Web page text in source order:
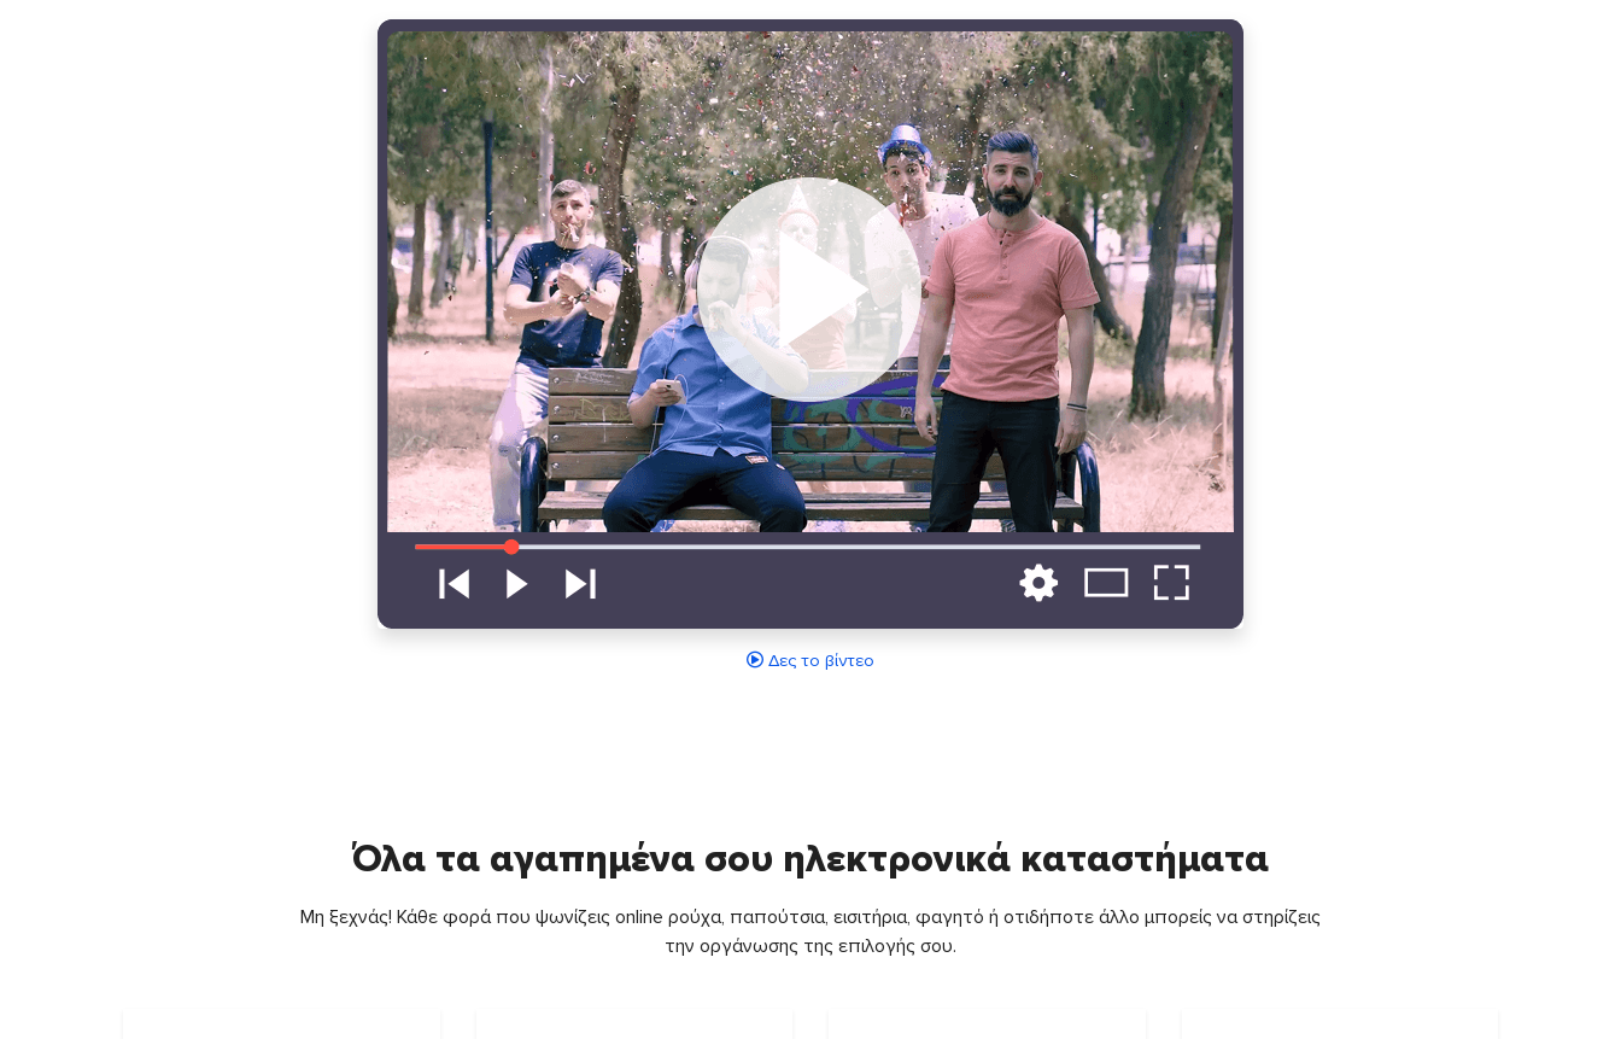
Δες το βίντεο
Όλα τα αγαπημένα σου ηλεκτρονικά καταστήματα
Μη ξεχνάς! Κάθε φορά που ψωνίζεις online ρούχα, παπούτσια, εισιτήρια, φαγητό ή οτιδήποτε άλλο μπορείς να στηρίζεις
την οργάνωσης της επιλογής σου.